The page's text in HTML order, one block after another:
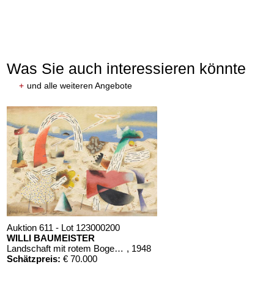
Was Sie auch interessieren könnte
+ und alle weiteren Angebote
Auktion 611 - Lot 123000200
WILLI BAUMEISTER
Landschaft mit rotem Bogen (Sommerfest) , 1948
Schätzpreis: € 70.000